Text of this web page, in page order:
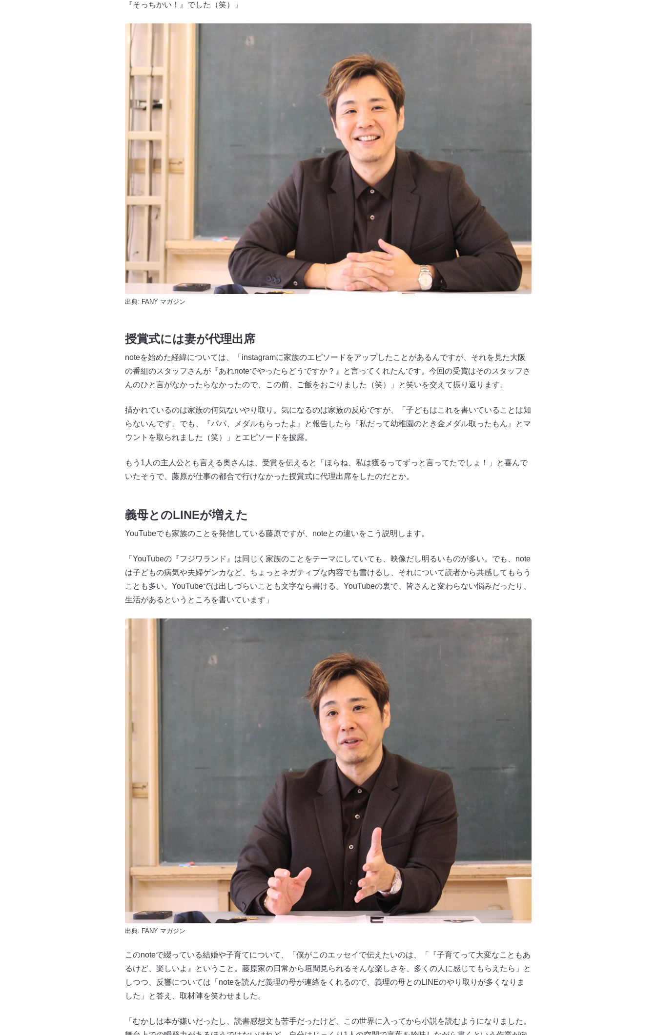
『そっちかい！』でした（笑）」
出典: FANY マガジン
授賞式には妻が代理出席
noteを始めた経緯については、「instagramに家族のエピソードをアップしたことがあるんですが、それを見た大阪
の番組のスタッフさんが『あれnoteでやったらどうですか？』と言ってくれたんです。今回の受賞はそのスタッフさ
んのひと言がなかったらなかったので、この前、ご飯をおごりました（笑）」と笑いを交えて振り返ります。
描かれているのは家族の何気ないやり取り。気になるのは家族の反応ですが、「子どもはこれを書いていることは知
らないんです。でも、『パパ、メダルもらったよ』と報告したら『私だって幼稚園のとき金メダル取ったもん』とマ
ウントを取られました（笑）」とエピソードを披露。
もう1人の主人公とも言える奥さんは、受賞を伝えると「ほらね、私は獲るってずっと言ってたでしょ！」と喜んで
いたそうで、藤原が仕事の都合で行けなかった授賞式に代理出席をしたのだとか。
義母とのLINEが増えた
YouTubeでも家族のことを発信している藤原ですが、noteとの違いをこう説明します。
「YouTubeの『フジワランド』は同じく家族のことをテーマにしていても、映像だし明るいものが多い。でも、note
は子どもの病気や夫婦ゲンカなど、ちょっとネガティブな内容でも書けるし、それについて読者から共感してもらう
ことも多い。YouTubeでは出しづらいことも文字なら書ける。YouTubeの裏で、皆さんと変わらない悩みだったり、
生活があるというところを書いています」
出典: FANY マガジン
このnoteで綴っている結婚や子育てについて、「僕がこのエッセイで伝えたいのは、「『子育てって大変なこともあ
るけど、楽しいよ』ということ。藤原家の日常から垣間見られるそんな楽しさを、多くの人に感じてもらえたら」と
しつつ、反響については「noteを読んだ義理の母が連絡をくれるので、義理の母とのLINEのやり取りが多くなりま
した」と答え、取材陣を笑わせました。
「むかしは本が嫌いだったし、読書感想文も苦手だったけど、この世界に入ってから小説を読むようになりました。